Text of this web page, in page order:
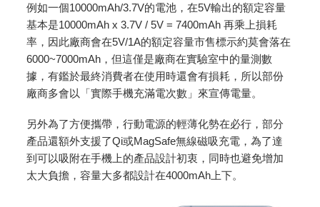
例如一個10000mAh/3.7V的電池，在5V輸出的額定容量
基本是10000mAh x 3.7V / 5V = 7400mAh 再乘上損耗
率，因此廠商會在5V/1A的額定容量市售標示約莫會落在
6000~7000mAh，但這僅是廠商在實驗室中的量測數
據，有鑑於最終消費者在使用時還會有損耗，所以部份
廠商多會以「實際手機充滿電次數」來宣傳電量。
另外為了方便攜帶，行動電源的輕薄化勢在必行，部分
產品還額外支援了Qi或MagSafe無線磁吸充電，為了達
到可以吸附在手機上的產品設計初衷，同時也避免增加
太大負擔，容量大多都設計在4000mAh上下。